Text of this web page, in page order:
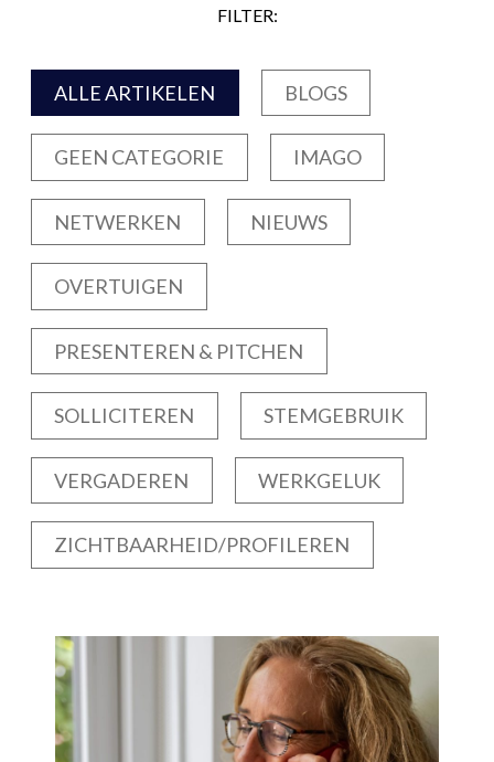
FILTER:
ALLE ARTIKELEN BLOGS
GEEN CATEGORIE IMAGO
NETWERKEN NIEUWS
OVERTUIGEN
PRESENTEREN & PITCHEN
SOLLICITEREN STEMGEBRUIK
VERGADEREN WERKGELUK
ZICHTBAARHEID/PROFILEREN